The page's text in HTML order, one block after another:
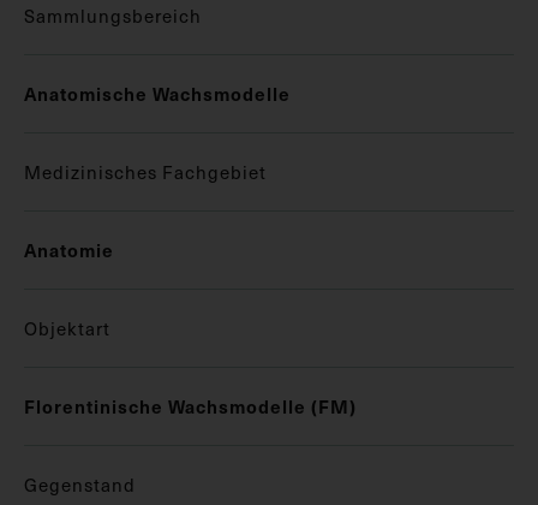
Sammlungsbereich
Anatomische Wachsmodelle
Medizinisches Fachgebiet
Anatomie
Objektart
Florentinische Wachsmodelle (FM)
Gegenstand